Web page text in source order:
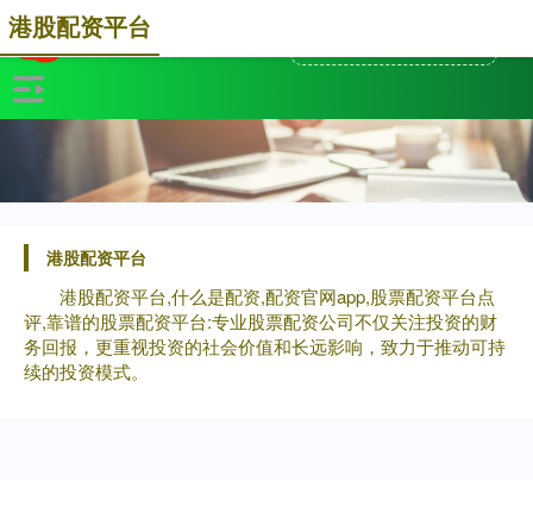
港股配资平台
港股配资平台,什么是配资,配资官网app,股票配资平台点
评,靠谱的股票配资平台:专业股票配资公司不仅关注投资的财
务回报，更重视投资的社会价值和长远影响，致力于推动可持
续的投资模式。
港股配资平台